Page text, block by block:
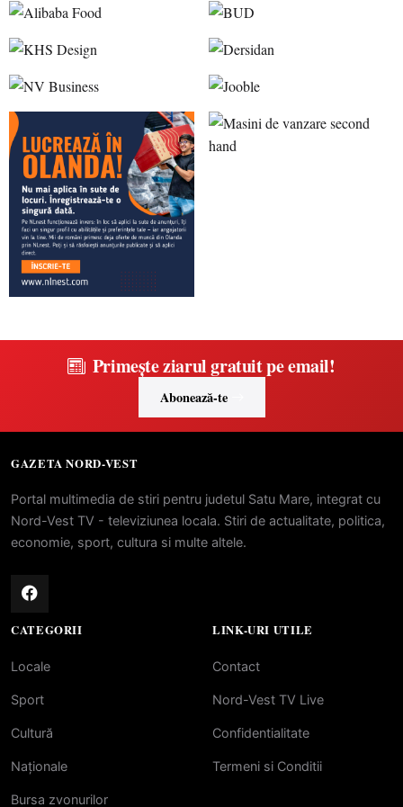
Primește ziarul gratuit pe email!
Abonează-te
GAZETA NORD-VEST
Portal multimedia de stiri pentru judetul Satu Mare, integrat cu
Nord-Vest TV - televiziunea locala. Stiri de actualitate, politica,
economie, sport, cultura si multe altele.
CATEGORII
Locale
Sport
Cultură
Naționale
Bursa zvonurilor
LINK-URI UTILE
Contact
Nord-Vest TV Live
Confidentialitate
Termeni si Conditii